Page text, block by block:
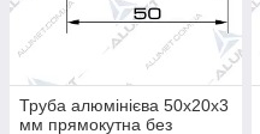
Труба алюмінієва 50х20х3
мм прямокутна без